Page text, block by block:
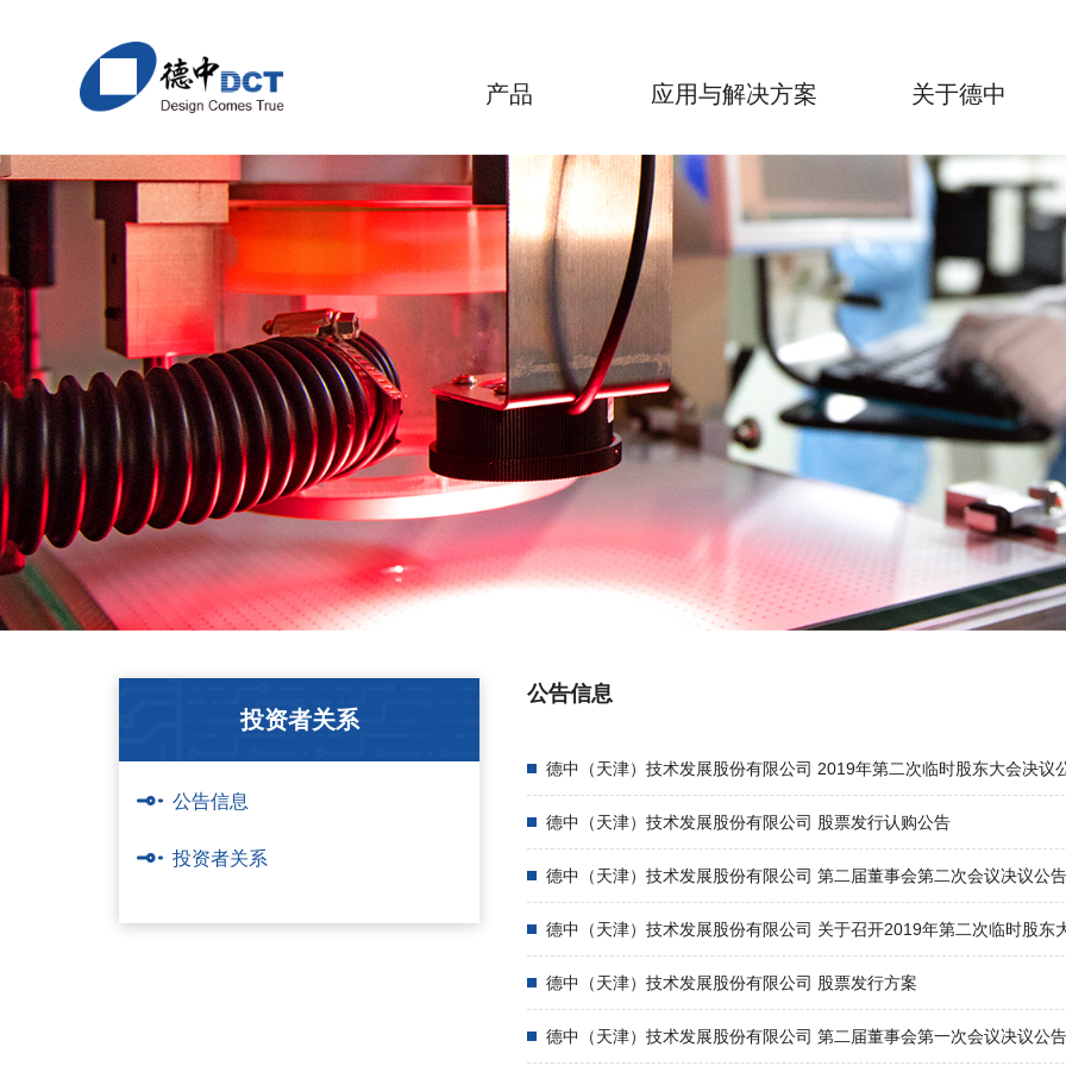
产品
激光精密加工设备
> DirectLaser P系列 直接激光电路结构成型设备
> DirectLaser S系列 激光精密切割设备
> DirectLaser M系列 陶瓷及精密金属激光加工设备
> DirectLaser U系列 激光多功能微加工设备
> DirectLaser D系列 激光精密钻孔设备
> StencilMat系列 激光精密模板加工设备
> InfoLaser系列 精密激光打标设备
> StencilCheck系列 钢网检测设备
> DirectLaser FP系列 激光精密修复PCB设备
> DirectLaser CO2激光陶瓷精密切割划线设备
> DirectLaser W 水导激光精密加工设备
电路板制作成套设备
> 电路板实验室打样设备
德中技术FreeDo F5s 科研用紫外激光微纳加工神器
HybriDo R1实验室激光机械微加工系统
HybriDo U2 全自动立式激光机械一体微加工系统
RapiDo系列 直接激光电路板打样设备
EasyDo系列 直接机械电路板打样设备
> 电路板轻量化制作系统
CS系列 超声波/兆声波清洗系统
MP系列 多层板压合机
LA系列 贴膜机
TP系列 孔金属化设备
EX系列 曝光机
DES系列 显影/蚀刻/去膜设备
WT系列 实验室清洗水处理设备
应用与解决方案
应用与解决方案
> 聚合物
环氧树脂类材料
PTFE
LCP
> 无机非金属材料
陶瓷
LTCC/HTCC
透明脆性材料
磁性材料
半导体材料
碳素材料
超硬材料
> 金属材料
不锈钢
高温难熔金属
铜合金及铝合金
可伐合金
关于德中
关于德中
> 德中概述
> 公司历程
> 德中理念
> 联系方式
核心竞争力
> 应用
> 核心控制
> 模块化
> 自动化
> 光学技术
> 团队
> 软件
> 文化及追求
> 招聘信息
投资
> 公告信息
> 投资者
投资者关系
公告信息
投资者关系
公告信息
德中（天津）技术发展股份有限公司 2019年第二次临时股东大会决议
德中（天津）技术发展股份有限公司 股票发行认购公告
德中（天津）技术发展股份有限公司 第二届董事会第二次会议决议公
德中（天津）技术发展股份有限公司 关于召开2019年第二次临时股东
德中（天津）技术发展股份有限公司 股票发行方案
德中（天津）技术发展股份有限公司 第二届董事会第一次会议决议公